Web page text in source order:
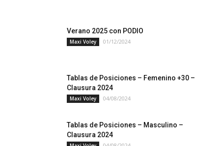
Verano 2025 con PODIO
Maxi Voley 01/12/2024
Tablas de Posiciones – Femenino +30 –
Clausura 2024
Maxi Voley 04/08/2024
Tablas de Posiciones – Masculino –
Clausura 2024